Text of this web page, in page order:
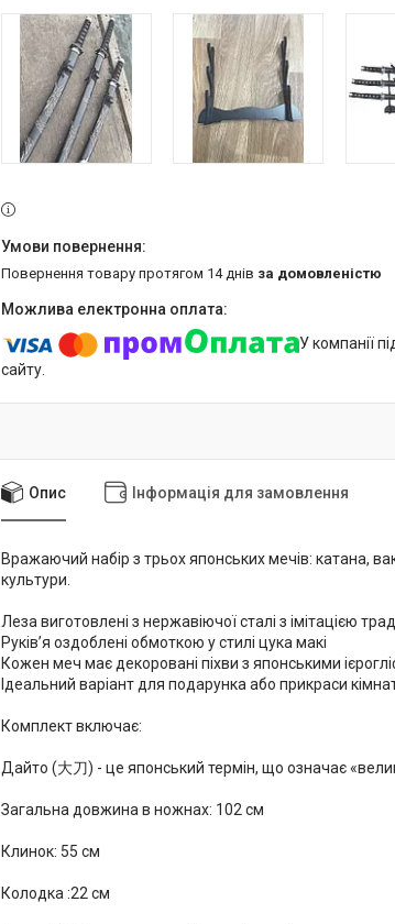
повернення товару протягом 14 днів за домовленістю
У компанії
сайту.
Опис Інформація для замовлення
Вражаючий набір з трьох японських мечів: катана,
культури.
Леза виготовлені з нержавіючої сталі з імітацією
Руків’я оздоблені обмоткою у стилі цука макі
Кожен меч має декоровані піхви з японськими
Ідеальний варіант для подарунка або прикраси
Комплект включає:
Дайто (大刀) - це японський термін, що означає
Загальна довжина в ножнах: 102 см
Клинок: 55 см
Колодка :22 см